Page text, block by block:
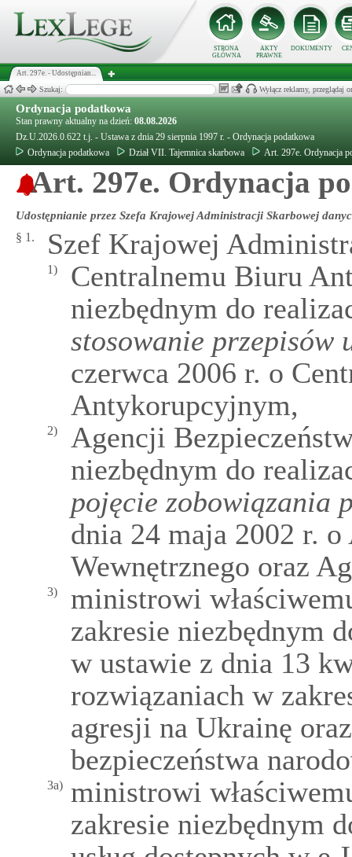
STRONA
GŁÓWNA
AKTY
PRAWNE
DOKUMENTY
Art. 297e. - Udostępnian...
Szukaj: Wyłącz reklamy, przeglądaj
Ordynacja podatkowa
Stan prawny aktualny na dzień: 08.08.2026
Dz.U.2026.0.622 t.j. - Ustawa z dnia 29 sierpnia 1997 r. - Ordynacja podatkowa
Ordynacja podatkowa
Dział VII. Tajemnica skarbowa Art. 297e. Ordynacja
Art. 297e. Ordynacja
Udostępnianie przez Szefa Krajowej Administracji Skarbowej
§ 1. Szef Krajowej
1)
Centralnemu Biuru
niezbędnym do
stosowanie przepisów
czerwca 2006 r. o
Antykorupcyjnym,
2)
Agencji
niezbędnym do
pojęcie zobowiązania
dnia 24 maja 2002 r.
Wewnętrznego oraz
3)
ministrowi
zakresie niezbędnym
w ustawie z dnia 13
rozwiązaniach w
agresji na Ukrainę
bezpieczeństwa
3a) ministrowi
zakresie niezbędnym